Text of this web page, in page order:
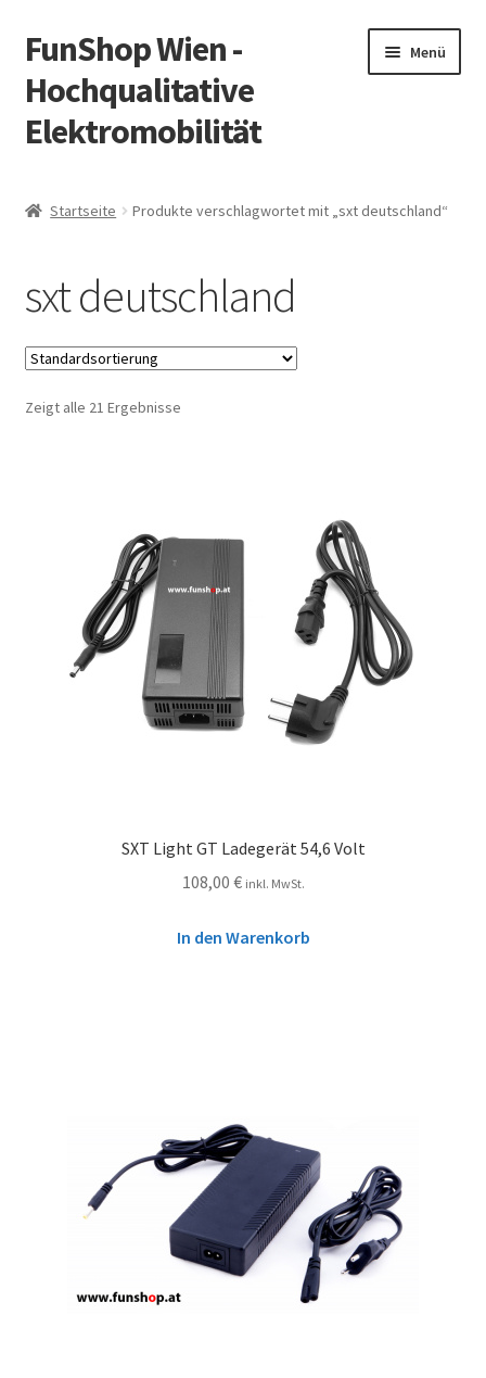
Zur
Navigation
springen
Zum
Inhalt
springen
FunShop Wien -
Hochqualitative
Elektromobilität
Menü
öffnen
Vorsicht Internetbetrug
Über FunShop
Impressum
Startseite Produkte verschlagwortet mit „sxt deutschland“
sxt deutschland
Zeigt alle 21 Ergebnisse
SXT Light GT Ladegerät 54,6 Volt
108,00 € inkl. MwSt.
In den Warenkorb